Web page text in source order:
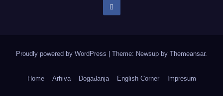
Proudly powered by WordPress Theme: Newsup by Themeansar.
Home Arhiva Događanja English Corner Impresum